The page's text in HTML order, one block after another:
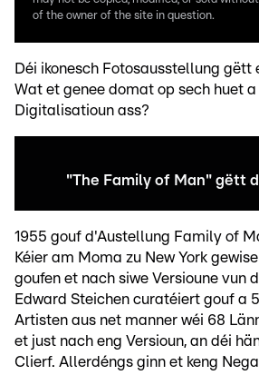
of the owner of the site in question.
Déi ikonesch Fotosausstellung
Wat et genee domat op sech huet
Digitalisatioun ass?
"The Family of Man" gëtt
1955 gouf d'Austellung Family of
Kéier am Moma zu New York
goufen et nach siwe Versioune vun
Edward Steichen curatéiert gouf a
Artisten aus net manner wéi 68
et just nach eng Versioun, an déi
Clierf. Allerdéngs ginn et keng